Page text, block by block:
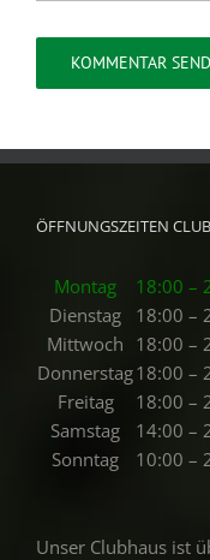
ÖFFNUNGSZEITEN
Montag
18:00 –
Dienstag
18:00 –
Mittwoch 18:00 –
Donnerstag18:00 –
Freitag
18:00 –
Samstag
14:00 –
Sonntag
10:00 –
Unser Clubhaus ist